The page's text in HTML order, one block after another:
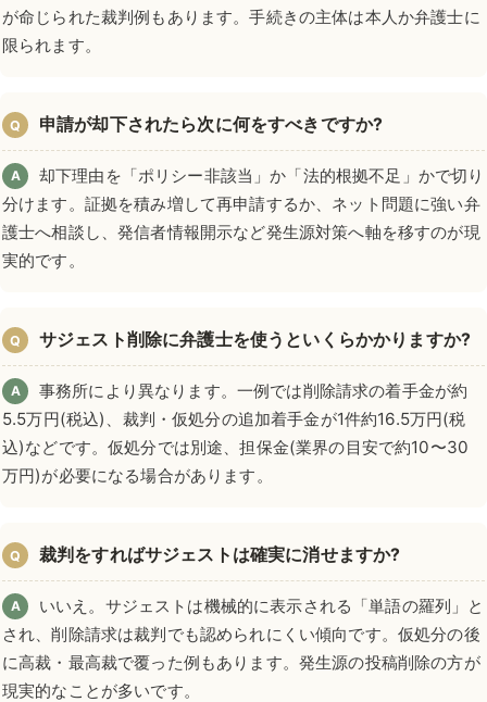
が命じられた裁判例もあります。手続きの主体は本人か弁護士に
限られます。
Q 申請が却下されたら次に何をすべきですか?
A
却下理由を「ポリシー非該当」か「法的根拠不足」かで切り
分けます。証拠を積み増して再申請するか、ネット問題に強い弁
護士へ相談し、発信者情報開示など発生源対策へ軸を移すのが現
実的です。
Q サジェスト削除に弁護士を使うといくらかかりますか?
A
事務所により異なります。一例では削除請求の着手金が約
5.5万円(税込)、裁判・仮処分の追加着手金が1件約16.5万円(税
込)などです。仮処分では別途、担保金(業界の目安で約10〜30
万円)が必要になる場合があります。
Q 裁判をすればサジェストは確実に消せますか?
A
いいえ。サジェストは機械的に表示される「単語の羅列」と
され、削除請求は裁判でも認められにくい傾向です。仮処分の後
に高裁・最高裁で覆った例もあります。発生源の投稿削除の方が
現実的なことが多いです。